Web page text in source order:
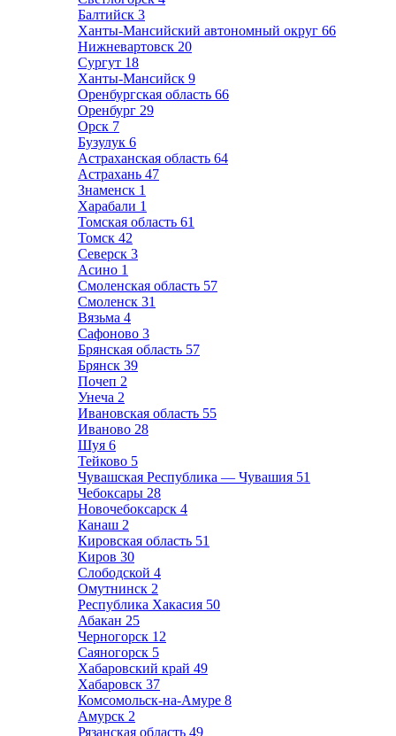
Балтийск 3
Ханты-Мансийский автономный округ 66
Нижневартовск 20
Сургут 18
Ханты-Мансийск 9
Оренбургская область 66
Оренбург 29
Орск 7
Бузулук 6
Астраханская область 64
Астрахань 47
Знаменск 1
Харабали 1
Томская область 61
Томск 42
Северск 3
Асино 1
Смоленская область 57
Смоленск 31
Вязьма 4
Сафоново 3
Брянская область 57
Брянск 39
Почеп 2
Унеча 2
Ивановская область 55
Иваново 28
Шуя 6
Тейково 5
Чувашская Республика — Чувашия 51
Чебоксары 28
Новочебоксарск 4
Канаш 2
Кировская область 51
Киров 30
Слободской 4
Омутнинск 2
Республика Хакасия 50
Абакан 25
Черногорск 12
Саяногорск 5
Хабаровский край 49
Хабаровск 37
Комсомольск-на-Амуре 8
Амурск 2
Рязанская область 49